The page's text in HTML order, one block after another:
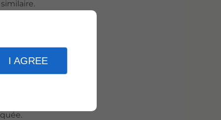
I AGREE
de